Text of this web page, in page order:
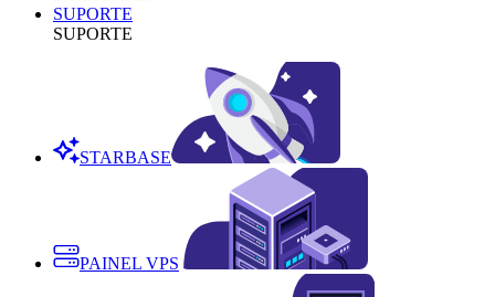
SUPORTE
SUPORTE
STARBASE
PAINEL VPS